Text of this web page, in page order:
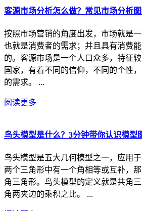
客源市场分析怎么做？常见市场分析
按照市场营销的角度出发，市场就是一
也就是消费者的需求；并且具有消费
的。客源市场是一个人口众多，特征
国家，有着不同的信仰，不同的个性
的需求。 ...
阅读更多
鸟头模型是什么？3分钟带你认识模型
鸟头模型是五大几何模型之一，应用
两个三角形中有一个角相等或互补，
角三角形。鸟头模型的定义就是共角
角两夹边的乘积之比。 ...